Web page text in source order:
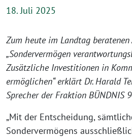
18. Juli 2025
Zum heute im Landtag beratenen
„Sondervermögen
Zusätzliche Investitionen in
ermöglichen“ erklärt Dr. Harald
Sprecher der Fraktion BÜNDNIS
„Mit der Entscheidung,
Sondervermögens